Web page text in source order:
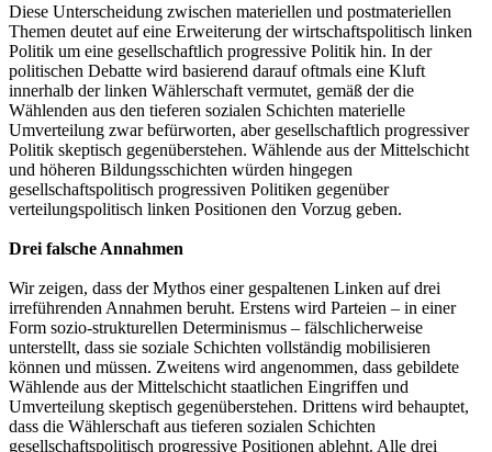
Diese Unterscheidung zwischen materiellen und postmateriellen
Themen deutet auf eine Erweiterung der wirtschaftspolitisch linken
Politik um eine gesellschaftlich progressive Politik hin. In der
politischen Debatte wird basierend darauf oftmals eine Kluft
innerhalb der linken Wählerschaft vermutet, gemäß der die
Wählenden aus den tieferen sozialen Schichten materielle
Umverteilung zwar befürworten, aber gesellschaftlich progressiver
Politik skeptisch gegenüberstehen. Wählende aus der Mittelschicht
und höheren Bildungsschichten würden hingegen
gesellschaftspolitisch progressiven Politiken gegenüber
verteilungspolitisch linken Positionen den Vorzug geben.
Drei falsche Annahmen
Wir zeigen, dass der Mythos einer gespaltenen Linken auf drei
irreführenden Annahmen beruht. Erstens wird Parteien – in einer
Form sozio-strukturellen Determinismus – fälschlicherweise
unterstellt, dass sie soziale Schichten vollständig mobilisieren
können und müssen. Zweitens wird angenommen, dass gebildete
Wählende aus der Mittelschicht staatlichen Eingriffen und
Umverteilung skeptisch gegenüberstehen. Drittens wird behauptet,
dass die Wählerschaft aus tieferen sozialen Schichten
gesellschaftspolitisch progressive Positionen ablehnt. Alle drei